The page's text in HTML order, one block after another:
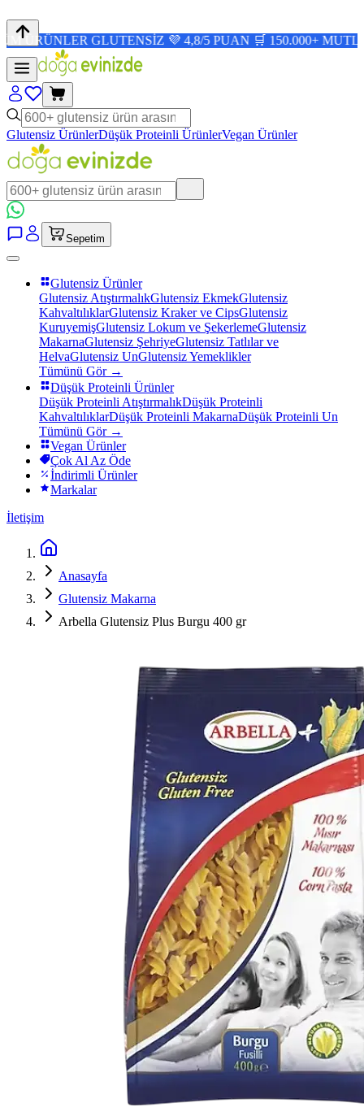
GLUTENSİZ 💜 4,8/5 PUAN 🛒 150.000+ MUTLU
Glutensiz ÜrünlerDüşük Proteinli ÜrünlerVegan Ürünler
Sepetim
Glutensiz Ürünler
Glutensiz AtıştırmalıkGlutensiz EkmekGlutensiz
KahvaltılıklarGlutensiz Kraker ve CipsGlutensiz
KuruyemişGlutensiz Lokum ve ŞekerlemeGlutensiz
MakarnaGlutensiz ŞehriyeGlutensiz Tatlılar ve
HelvaGlutensiz UnGlutensiz Yemeklikler
Tümünü Gör →
Düşük Proteinli Ürünler
Düşük Proteinli AtıştırmalıkDüşük Proteinli
KahvaltılıklarDüşük Proteinli MakarnaDüşük Proteinli Un
Tümünü Gör →
Vegan Ürünler
Çok Al Az Öde
İndirimli Ürünler
Markalar
İletişim
Anasayfa
Glutensiz Makarna
Arbella Glutensiz Plus Burgu 400 gr